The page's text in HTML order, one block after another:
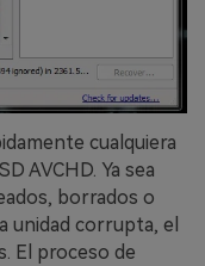
cualquiera
AVCHD.󠀲󠀡󠀩󠀣󠀢󠀢󠀣󠀩󠀡󠀳󠀰 Ya sea
borrados o
unidad corrupta, el
El proceso de